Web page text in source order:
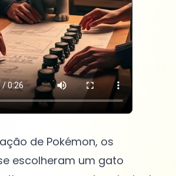
de Pokémon, os
escolheram um gato